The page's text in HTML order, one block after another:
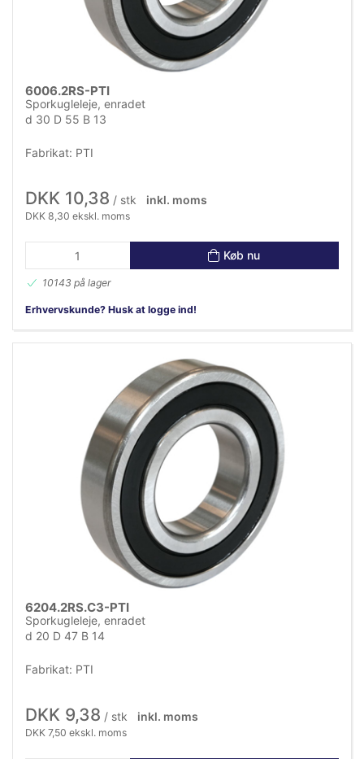
6006.2RS-PTI
Sporkugleleje, enradet
d 30 D 55 B 13
Fabrikat: PTI
DKK 10,38 / stk inkl. moms
DKK 8,30 ekskl. moms
Køb nu
10143 på lager
Erhvervskunde? Husk at logge ind!
6204.2RS.C3-PTI
Sporkugleleje, enradet
d 20 D 47 B 14
Fabrikat: PTI
DKK 9,38 / stk inkl. moms
DKK 7,50 ekskl. moms